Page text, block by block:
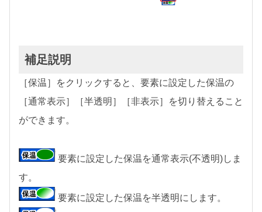
補足説明
［保温］をクリックすると、要素に設定した保温の
［通常表示］［半透明］［非表示］を切り替えること
ができます。
要素に設定した保温を通常表示(不透明)しま
す。
要素に設定した保温を半透明にします。